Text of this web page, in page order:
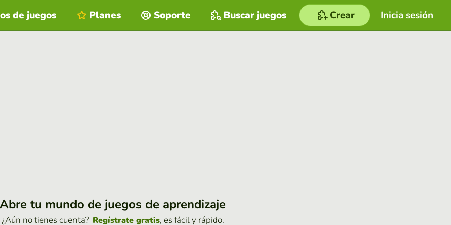
Inicia sesión
de juegos Planes Soporte Buscar juegos Crear
Abre tu mundo de juegos de aprendizaje
¿Aún no tienes cuenta? Regístrate gratis, es fácil y rápido.